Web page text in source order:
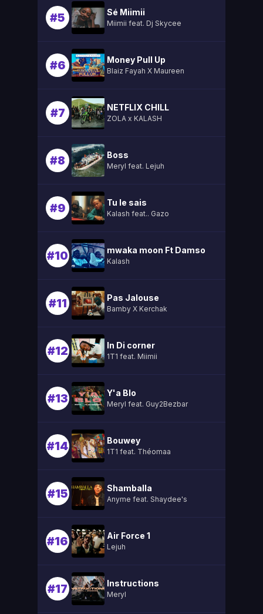
#5 Sé Miimii
Miimii feat. Dj Skycee
#6 Money Pull Up
Blaiz Fayah X Maureen
#7 NETFLIX CHILL
ZOLA x KALASH
#8 Boss
Meryl feat. Lejuh
#9 Tu le sais
Kalash feat.. Gazo
#10 mwaka moon Ft Damso
Kalash
#11 Pas Jalouse
Bamby X Kerchak
#12 In Di corner
1T1 feat. Miimii
#13 Y'a Blo
Meryl feat. Guy2Bezbar
#14 Bouwey
1T1 feat. Théomaa
#15 Shamballa
Anyme feat. Shaydee's
#16 Air Force 1
Lejuh
#17 Instructions
Meryl